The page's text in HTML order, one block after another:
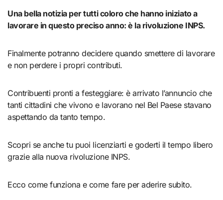
Una bella notizia per tutti coloro che hanno iniziato a
lavorare in questo preciso anno: è la rivoluzione INPS.
Finalmente potranno decidere quando smettere di lavorare
e non perdere i propri contributi.
Contribuenti pronti a festeggiare: è arrivato l’annuncio che
tanti cittadini che vivono e lavorano nel Bel Paese stavano
aspettando da tanto tempo.
Scopri se anche tu puoi licenziarti e goderti il tempo libero
grazie alla nuova rivoluzione INPS.
Ecco come funziona e come fare per aderire subito.